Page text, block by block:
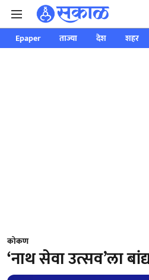
Epaper ताज्या देश शहर
कोकण
‘नाथ सेवा उत्सव’ला